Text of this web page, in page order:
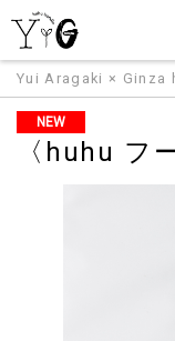
Yui Aragaki × Ginza
NEW
〈huhu フ